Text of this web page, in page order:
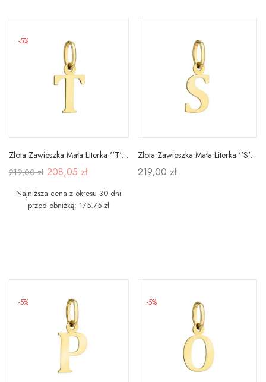
-5%
Złota Zawieszka Mała Literka ''T'' pr 585
219,00 zł 208,05 zł
Najniższa cena z okresu 30 dni
przed obniżką: 175.75 zł
Złota Zawieszka Mała Literka ''S'' pr 585
219,00 zł
-5% -5%